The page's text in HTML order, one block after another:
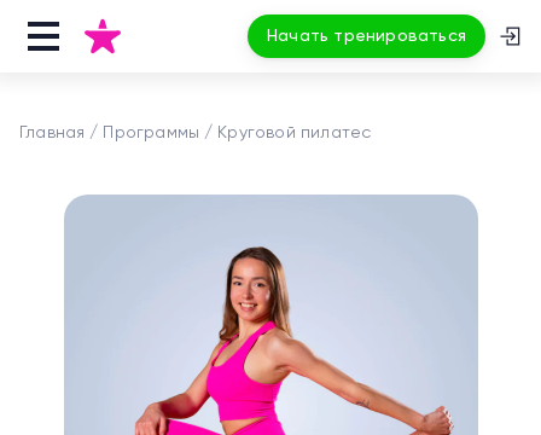
Начать тренироваться
Главная Программы Круговой пилатес